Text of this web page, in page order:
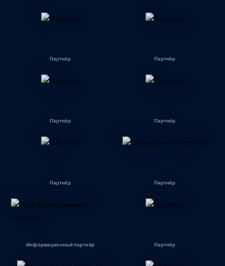
Партнёр Партнёр
Партнёр Партнёр
Партнёр Партнёр
Информационный партнёр Партнёр